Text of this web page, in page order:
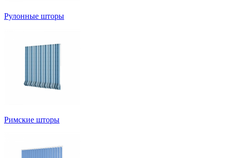
Рулонные шторы
Римские шторы